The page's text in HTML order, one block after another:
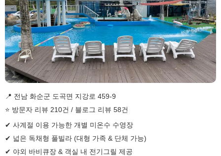
📍 전남 화순군 도곡면 지강로 459-9
⭐ 방문자 리뷰 210건 / 블로그 리뷰 58건
✔ 사계절 이용 가능한 개별 미온수 수영장
✔ 넓은 독채형 풀빌라 (대형 가족 & 단체 가능)
✔ 야외 바비큐장 & 객실 내 전기그릴 제공